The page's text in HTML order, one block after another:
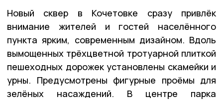
Новый сквер в Кочетовке сразу привлёк
внимание жителей и гостей населённого
пункта ярким, современным дизайном. Вдоль
вымощенных трёхцветной тротуарной плиткой
пешеходных дорожек установлены скамейки и
урны. Предусмотрены фигурные проёмы для
зелёных насаждений. В центре парка